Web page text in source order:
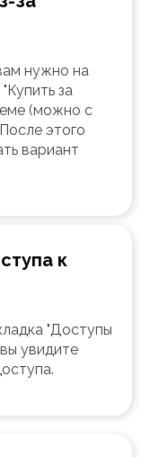
нужно на
за
(можно с
этого
вариант
к
"Доступы
увидите